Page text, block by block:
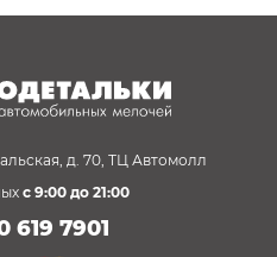
д. 70, ТЦ Автомолл
с 9:00 до 21:00
619 7901